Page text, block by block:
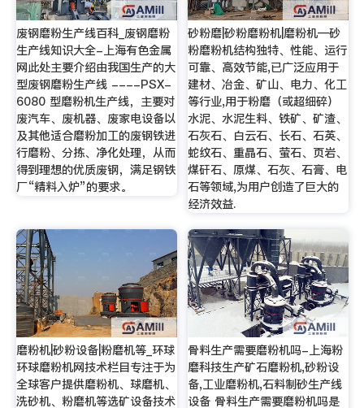
废钢磨粉生产线百科_废钢磨粉
生产线知识大全-上海有色金属
网此处主要介绍由我国生产的大
型废钢磨粉生产线 ----PSX-
6080 型磨粉机生产线，主要对
废汽车、废机器、废家电设备以
及其他适合磨粉加工的废钢铁进
行磨粉、分拣、净化处理，从而
得到理想的优质废钢，满足钢铁
厂“精料入炉”的要求。
砂粉磨|砂粉磨粉机|磨粉机—砂
粉磨粉机结构独特、性能、运行
可靠、高效节能,已广泛应用于
建材、冶金、矿山、电力、化工
等行业,用于粉磨（或超细碎）
水泥、水泥生料、铁矿、矿渣、
石灰石、白云石、长石、石英、
蛇纹石、重晶石、萤石、页岩、
煤矸石、原煤、石灰、石膏、电
石等领域,为用户创造了巨大的
经济效益.
磨粉机|砂粉设备|粉磨机等_环球
环球磨粉机网技术栏目专注于为
全球客户提供磨粉机、球磨机、
洗砂机、粉磨机等选矿设备技术
骨料生产需要磨粉机吗-上海粉
磨科技生产矿石磨粉机,砂粉设
备,工业磨粉机,石料制砂生产线
设备 骨料生产需要磨粉机吗是